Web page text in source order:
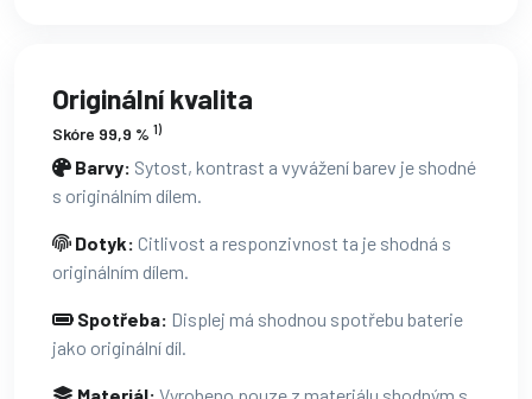
Originální kvalita
Skóre 99,9 % 1)
Barvy: Sytost, kontrast a vyvážení barev je shodné
s originálním dílem.
Dotyk: Citlivost a responzivnost ta je shodná s
originálním dílem.
Spotřeba: Displej má shodnou spotřebu baterie
jako originální díl.